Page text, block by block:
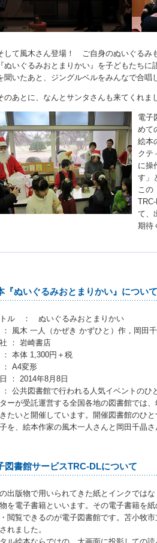
して風木さん登場！ ご自身のぬいぐるみ
『ぬいぐるみおとまりかい』を子どもたち
聞いたあと、ジングルベルをみんなで合唱
のあとに、なんとサンタさんも来てくれ
電子
めて
絵本
クテ
に操
す」
この
て、
期待
『ぬいぐるみおとまりかい』について
トル ： ぬいぐるみおとまりかい
： 風木 一人（かぜき かずひと）作，岡田
： 岩崎書店
： 本体 1,300円＋税
： A4変形
： 2014年8月8日
： 公共図書館で行われる人気イベントの
ーが受託運営する全国各地の図書館では
たいと開催しています。開催図書館のひ
を、絵本作家の風木一人さんと岡田千晶
図書館サービスTRC-DLについて
出版物で用いられてきた紙とインクでは
を電子書籍といいます。その電子書籍を
閲覧できるのが電子図書館です。苫小牧
れました。